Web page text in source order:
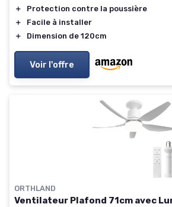
＋
Protection contre la poussière
＋
Facile à installer
＋
Dimension de 120cm
Voir l'offre
ORTHLAND
Ventilateur Plafond 71cm avec